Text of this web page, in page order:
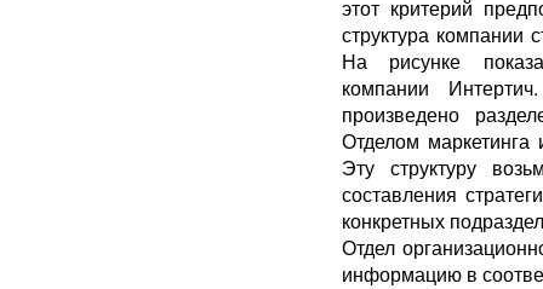
этот критерий
структура компании
На рисунке
компании
произведено
Отделом
Эту структуру
составления
конкретных
Отдел
информацию в